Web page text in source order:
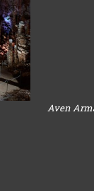
Aven